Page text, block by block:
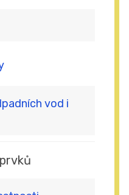
vod i